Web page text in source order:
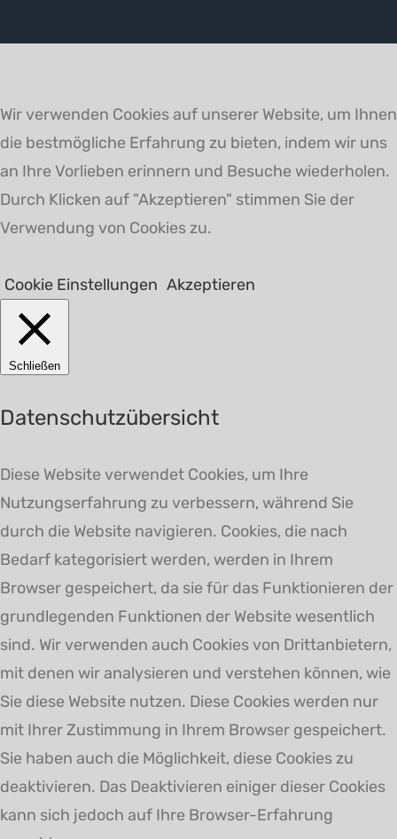
Wir verwenden Cookies auf unserer Website, um Ihnen
die bestmögliche Erfahrung zu bieten, indem wir uns
an Ihre Vorlieben erinnern und Besuche wiederholen.
Durch Klicken auf "Akzeptieren" stimmen Sie der
Verwendung von Cookies zu.
Cookie Einstellungen Akzeptieren
Schließen
Datenschutzübersicht
Diese Website verwendet Cookies, um Ihre
Nutzungserfahrung zu verbessern, während Sie
durch die Website navigieren. Cookies, die nach
Bedarf kategorisiert werden, werden in Ihrem
Browser gespeichert, da sie für das Funktionieren der
grundlegenden Funktionen der Website wesentlich
sind. Wir verwenden auch Cookies von Drittanbietern,
mit denen wir analysieren und verstehen können, wie
Sie diese Website nutzen. Diese Cookies werden nur
mit Ihrer Zustimmung in Ihrem Browser gespeichert.
Sie haben auch die Möglichkeit, diese Cookies zu
deaktivieren. Das Deaktivieren einiger dieser Cookies
kann sich jedoch auf Ihre Browser-Erfahrung